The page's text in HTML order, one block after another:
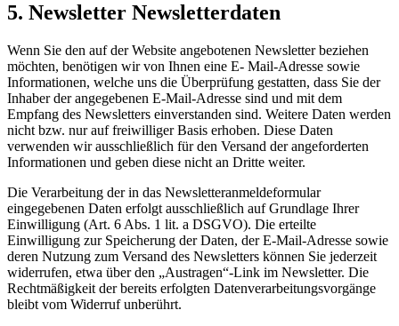
5. Newsletter Newsletterdaten
Wenn Sie den auf der Website angebotenen Newsletter beziehen
möchten, benötigen wir von Ihnen eine E- Mail-Adresse sowie
Informationen, welche uns die Überprüfung gestatten, dass Sie der
Inhaber der angegebenen E-Mail-Adresse sind und mit dem
Empfang des Newsletters einverstanden sind. Weitere Daten werden
nicht bzw. nur auf freiwilliger Basis erhoben. Diese Daten
verwenden wir ausschließlich für den Versand der angeforderten
Informationen und geben diese nicht an Dritte weiter.
Die Verarbeitung der in das Newsletteranmeldeformular
eingegebenen Daten erfolgt ausschließlich auf Grundlage Ihrer
Einwilligung (Art. 6 Abs. 1 lit. a DSGVO). Die erteilte
Einwilligung zur Speicherung der Daten, der E-Mail-Adresse sowie
deren Nutzung zum Versand des Newsletters können Sie jederzeit
widerrufen, etwa über den „Austragen“-Link im Newsletter. Die
Rechtmäßigkeit der bereits erfolgten Datenverarbeitungsvorgänge
bleibt vom Widerruf unberührt.